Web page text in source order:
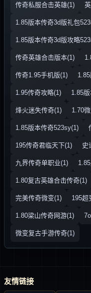
传奇私服合击英雄(1)
1.85版本传奇3d版礼包
1.85版本传奇3d版攻略
传奇英雄合击版本(1)
传奇1.95手机版(1)
1.95传奇攻略(1) 1.85
烽火迷失传奇(1) 1.70
1.85版本传奇523sy(1)
195传奇君临天下(1) 史
九界传奇单职业(1)
1.80复古英雄合击传奇(1)
完美传奇微变(1) 195超
1.80梁山传奇网游(1)
微变复古手游传奇(1)
友情链接